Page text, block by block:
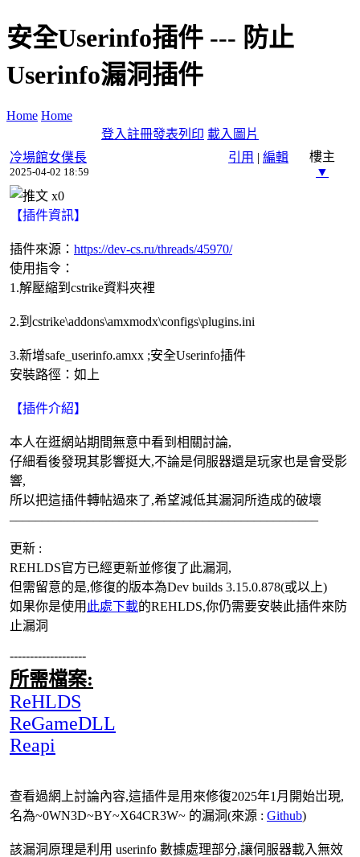
安全Userinfo插件 --- 防止
Userinfo漏洞插件
Home Home
登入註冊發表列印 載入圖片
引用 | 編輯
冷場館女僕長
2025-04-02 18:59
樓主
▼
x0
【插件資訊】
插件來源： https://dev-cs.ru/threads/45970/
使用指令：
1.解壓縮到cstrike資料夾裡
2.到cstrike\addons\amxmodx\configs\plugins.ini
3.新增safe_userinfo.amxx ;安全Userinfo插件
安裝路徑：如上
【插件介紹】
本人在逛網站期間無意中看到相關討論,
仔細看後發現其影響挺大,不論是伺服器還是玩家也是會受影
響,
所以把這插件轉帖過來了,希望減低其漏洞所造成的破壞
更新 :
REHLDS官方已經更新並修復了此漏洞,
但需留意的是,修復的版本為Dev builds 3.15.0.878(或以上)
如果你是使用 此處下載的REHLDS,你仍需要安裝此插件來防
止漏洞
-------------------
所需檔案:
ReHLDS
ReGameDLL
Reapi
查看過網上討論內容,這插件是用來修復2025年1月開始岀現,
名為~0WN3D~BY~X64CR3W~ 的漏洞(來源 : Github)
該漏洞原理是利用 userinfo 數據處理部分,讓伺服器載入無效